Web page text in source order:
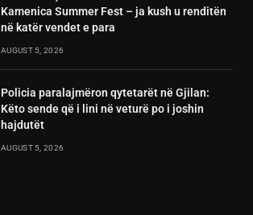
Kamenica Summer Fest – ja kush u renditën
në katër vendet e para
AUGUST 5, 2026
Policia paralajmëron qytetarët në Gjilan:
Këto sende që i lini në veturë po i joshin
hajdutët
AUGUST 5, 2026